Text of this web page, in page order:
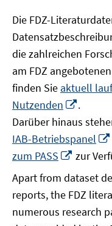
Die FDZ-
die zahlreichen
am FDZ
finden Sie aktuell
Nutzenden
neuem
Fenster
öffnen
.
Darüber hinaus
IAB-Betriebspanel
zum PASS
In
Fenster
öffnen
zur
Apart from dataset
reports, the FDZ
numerous research